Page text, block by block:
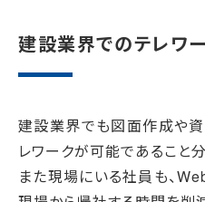
建設業界でのテレワ
建設業界でも図面作成や
レワークが可能であること分
また現場にいる社員も、